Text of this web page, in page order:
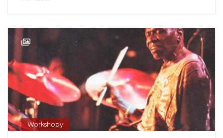
Workshopy